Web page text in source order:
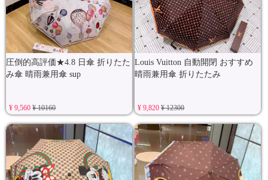
圧倒的高評価★4.8 日傘 折りたた
み傘 晴雨兼用傘 sup
¥ 9,560¥ 10160
Louis Vuitton 自動開閉 おすすめ
晴雨兼用傘 折りたたみ
¥ 9,820¥ 12300